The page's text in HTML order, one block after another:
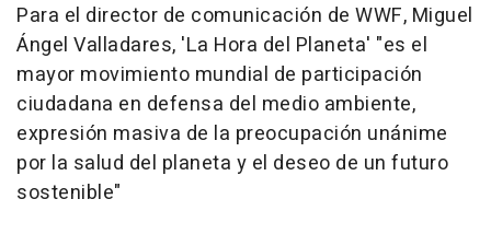
Para el director de comunicación de WWF, Miguel
Ángel Valladares, 'La Hora del Planeta' "es el
mayor movimiento mundial de participación
ciudadana en defensa del medio ambiente,
expresión masiva de la preocupación unánime
por la salud del planeta y el deseo de un futuro
sostenible"